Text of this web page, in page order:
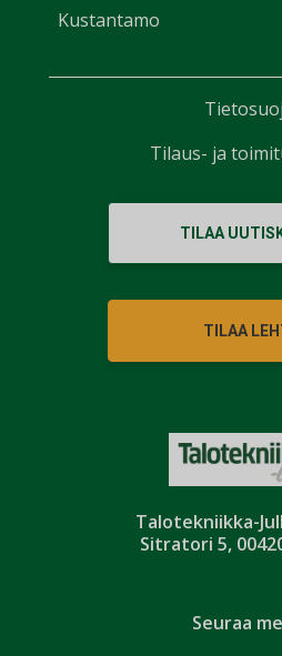
Talotekniikka-
Sitratori 5,
Kustantamo
TILAA
TILAA
Seuraa
Tilaus- ja